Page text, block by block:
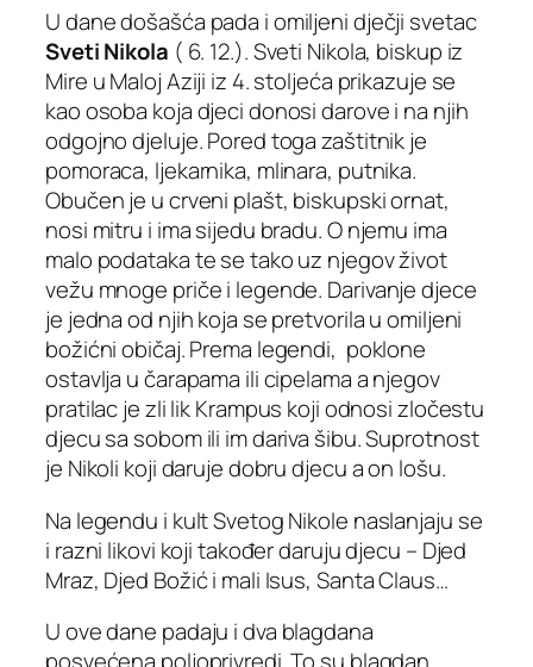
U dane došašća pada i omiljeni dječji svetac
Sveti Nikola ( 6. 12.). Sveti Nikola, biskup iz
Mire u Maloj Aziji iz 4. stoljeća prikazuje se
kao osoba koja djeci donosi darove i na njih
odgojno djeluje. Pored toga zaštitnik je
pomoraca, ljekarnika, mlinara, putnika.
Obučen je u crveni plašt, biskupski ornat,
nosi mitru i ima sijedu bradu. O njemu ima
malo podataka te se tako uz njegov život
vežu mnoge priče i legende. Darivanje djece
je jedna od njih koja se pretvorila u omiljeni
božićni običaj. Prema legendi, poklone
ostavlja u čarapama ili cipelama a njegov
pratilac je zli lik Krampus koji odnosi zločestu
djecu sa sobom ili im dariva šibu. Suprotnost
je Nikoli koji daruje dobru djecu a on lošu.
Na legendu i kult Svetog Nikole naslanjaju se
i razni likovi koji također daruju djecu – Djed
Mraz, Djed Božić i mali Isus, Santa Claus…
U ove dane padaju i dva blagdana